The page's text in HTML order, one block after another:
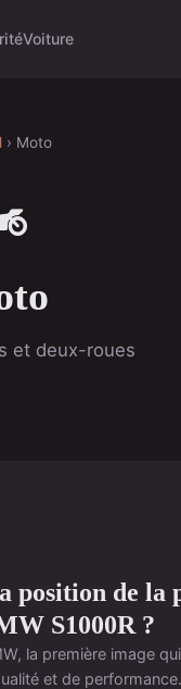
Voiture
› Moto
et deux-roues
position de la
S1000R ?
la première image
et de